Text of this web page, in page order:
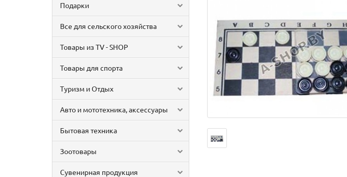
Подарки
Все для сельского хозяйства
Товары из TV - SHOP
Товары для спорта
Туризм и Отдых
Авто и мототехника, аксессуары
Бытовая техника
Зоотовары
Сувенирная продукция